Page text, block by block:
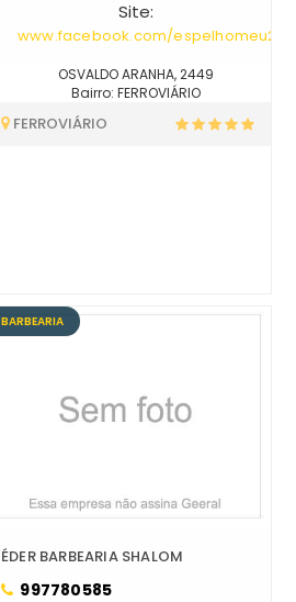
Site:
www.facebook.com/espelhomeu2017/
OSVALDO ARANHA, 2449
Bairro: FERROVIÁRIO
FERROVIÁRIO
BARBEARIA
ÉDER BARBEARIA SHALOM
997780585